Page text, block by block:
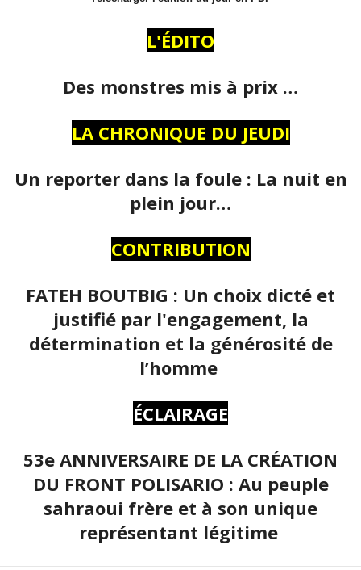
L'ÉDITO
Des monstres mis à prix …
LA CHRONIQUE DU JEUDI
Un reporter dans la foule : La nuit en
plein jour…
CONTRIBUTION
FATEH BOUTBIG : Un choix dicté et
justifié par l'engagement, la
détermination et la générosité de
l’homme
ÉCLAIRAGE
53e ANNIVERSAIRE DE LA CRÉATION
DU FRONT POLISARIO : Au peuple
sahraoui frère et à son unique
représentant légitime